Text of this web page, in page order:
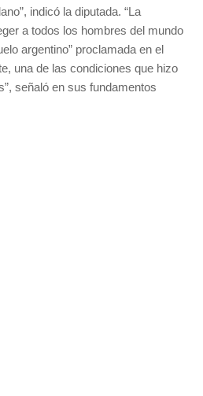
indicó la diputada. “La
a todos los hombres del mundo
argentino” proclamada en el
una de las condiciones que hizo
señaló en sus fundamentos